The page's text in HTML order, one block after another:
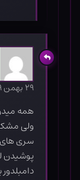
۲۹ بهمن ۹۹ در ۱۲:۳۷ ب٫ظ
همه
ولی
سری های
پوشیدن